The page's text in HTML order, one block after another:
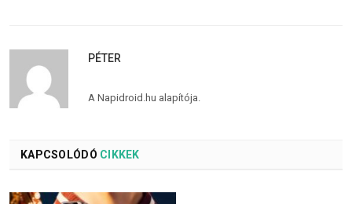
PÉTER
A Napidroid.hu alapítója.
KAPCSOLÓDÓ CIKKEK